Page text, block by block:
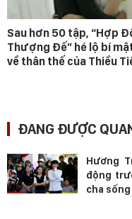
Sau hơn 50 tập, “Hợp
Thượng Đế” hé lộ bí
về thân thế của Thiều
ĐANG ĐƯỢC
Hương
động
cha